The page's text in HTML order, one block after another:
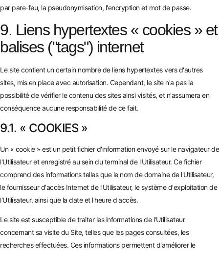
par pare-feu, la pseudonymisation, l'encryption et mot de passe.
9. Liens hypertextes « cookies » et
balises ("tags") internet
Le site contient un certain nombre de liens hypertextes vers d'autres
sites, mis en place avec autorisation. Cependant, le site n'a pas la
possibilité de vérifier le contenu des sites ainsi visités, et n'assumera en
conséquence aucune responsabilité de ce fait.
9.1. « COOKIES »
Un « cookie » est un petit fichier d'information envoyé sur le navigateur de
l'Utilisateur et enregistré au sein du terminal de l'Utilisateur. Ce fichier
comprend des informations telles que le nom de domaine de l'Utilisateur,
le fournisseur d'accès Internet de l'Utilisateur, le système d'exploitation de
l'Utilisateur, ainsi que la date et l'heure d'accès.
Le site est susceptible de traiter les informations de l'Utilisateur
concernant sa visite du Site, telles que les pages consultées, les
recherches effectuées. Ces informations permettent d'améliorer le